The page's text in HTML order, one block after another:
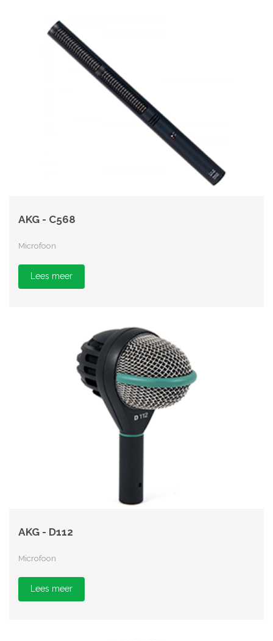
AKG - C568
Microfoon
Lees meer
AKG - D112
Microfoon
Lees meer